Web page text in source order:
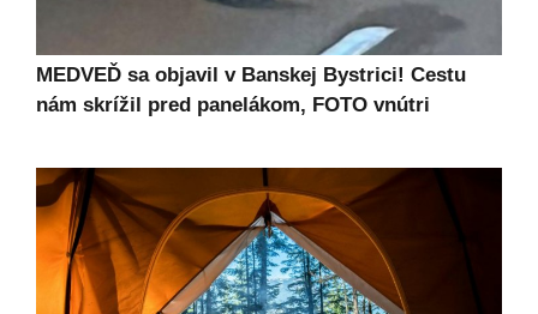
MEDVEĎ sa objavil v Banskej Bystrici! Cestu
nám skrížil pred panelákom, FOTO vnútri